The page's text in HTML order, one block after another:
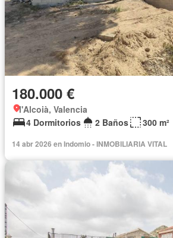
180.000 €
l'Alcoià, Valencia
4 Dormitorios
2 Baños 300 m²
14 abr 2026 en Indomio - INMOBILIARIA VITAL